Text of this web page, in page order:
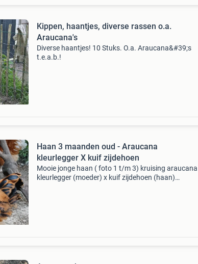
Kippen, haantjes, diverse rassen o.a.
Araucana's
Diverse haantjes! 10 Stuks. O.a. Araucana&#39;s
t.e.a.b.!
Haan 3 maanden oud - Araucana
kleurlegger X kuif zijdehoen
Mooie jonge haan ( foto 1 t/m 3) kruising araucana
kleurlegger (moeder) x kuif zijdehoen (haan)